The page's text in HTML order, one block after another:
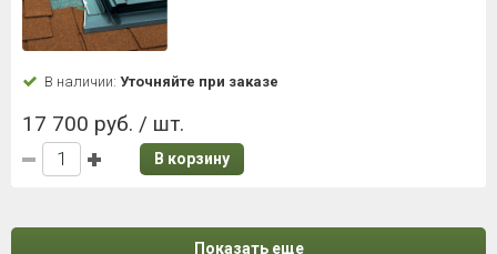
В наличии: Уточняйте при заказе
17 700 руб. / шт.
В корзину
Показать еще